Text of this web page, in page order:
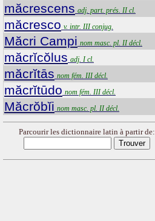
măcrescens adj. part. prés. II cl.
măcresco v. intr. III conjug.
Măcri Campi nom masc. pl. II décl.
măcrĭcŏlus adj. I cl.
măcrĭtās nom fém. III décl.
măcrĭtūdo nom fém. III décl.
Măcrŏbĭi nom masc. pl. II décl.
Parcourir les dictionnaire latin à partir de: